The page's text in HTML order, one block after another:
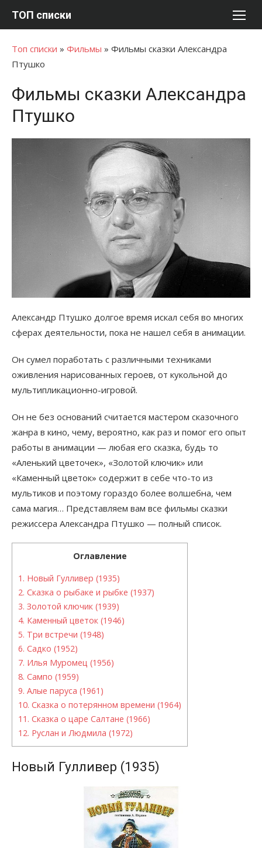
ТОП списки
Топ списки » Фильмы » Фильмы сказки Александра
Птушко
Фильмы сказки Александра
Птушко
Александр Птушко долгое время искал себя во многих
сферах деятельности, пока не нашел себя в анимации.
Он сумел поработать с различными техниками
оживления нарисованных героев, от кукольной до
мультипликационно-игровой.
Он не без оснований считается мастером сказочного
жанра в кино, чему, вероятно, как раз и помог его опыт
работы в анимации — любая его сказка, будь то
«Аленький цветочек», «Золотой ключик» или
«Каменный цветок» содержит в себе что-то из
мультиков и поэтому гораздо более волшебна, чем
сама магия… Представляем вам все фильмы сказки
режиссера Александра Птушко — полный список.
Оглавление
1. Новый Гулливер (1935)
2. Сказка о рыбаке и рыбке (1937)
3. Золотой ключик (1939)
4. Каменный цветок (1946)
5. Три встречи (1948)
6. Садко (1952)
7. Илья Муромец (1956)
8. Сампо (1959)
9. Алые паруса (1961)
10. Сказка о потерянном времени (1964)
11. Сказка о царе Салтане (1966)
12. Руслан и Людмила (1972)
Новый Гулливер (1935)